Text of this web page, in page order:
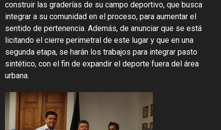
construir las graderías de su campo deportivo, que busca
integrar a su comunidad en el proceso, para aumentar el
sentido de pertenencia. Además, de anunciar que se está
licitando el cierre perimetral de este lugar y que en una
segunda etapa, se harán los trabajos para integrar pasto
sintético, con el fin de expandir el deporte fuera del área
urbana.